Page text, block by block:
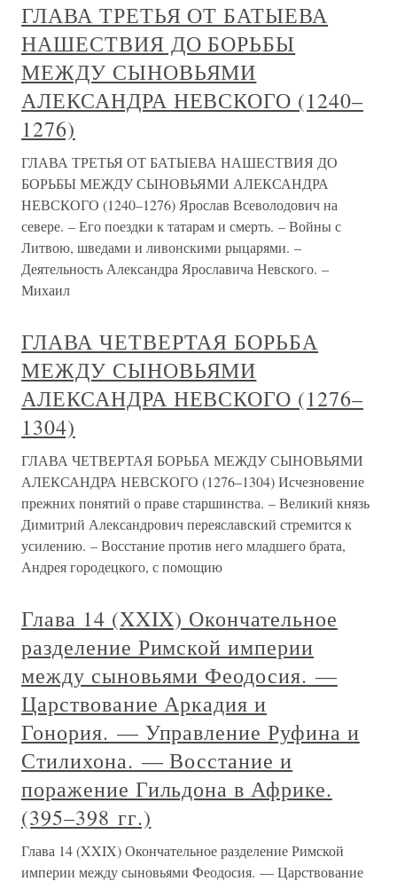
ГЛАВА ТРЕТЬЯ ОТ БАТЫЕВА
НАШЕСТВИЯ ДО БОРЬБЫ
МЕЖДУ СЫНОВЬЯМИ
АЛЕКСАНДРА НЕВСКОГО (1240–
1276)
ГЛАВА ТРЕТЬЯ ОТ БАТЫЕВА НАШЕСТВИЯ ДО
БОРЬБЫ МЕЖДУ СЫНОВЬЯМИ АЛЕКСАНДРА
НЕВСКОГО (1240–1276) Ярослав Всеволодович на
севере. – Его поездки к татарам и смерть. – Войны с
Литвою, шведами и ливонскими рыцарями. –
Деятельность Александра Ярославича Невского. –
Михаил
ГЛАВА ЧЕТВЕРТАЯ БОРЬБА
МЕЖДУ СЫНОВЬЯМИ
АЛЕКСАНДРА НЕВСКОГО (1276–
1304)
ГЛАВА ЧЕТВЕРТАЯ БОРЬБА МЕЖДУ СЫНОВЬЯМИ
АЛЕКСАНДРА НЕВСКОГО (1276–1304) Исчезновение
прежних понятий о праве старшинства. – Великий князь
Димитрий Александрович переяславский стремится к
усилению. – Восстание против него младшего брата,
Андрея городецкого, с помощию
Глава 14 (XXIX) Окончательное
разделение Римской империи
между сыновьями Феодосия. —
Царствование Аркадия и
Гонория. — Управление Руфина и
Стилихона. — Восстание и
поражение Гильдона в Африке.
(395–398 гг.)
Глава 14 (XXIX) Окончательное разделение Римской
империи между сыновьями Феодосия. — Царствование